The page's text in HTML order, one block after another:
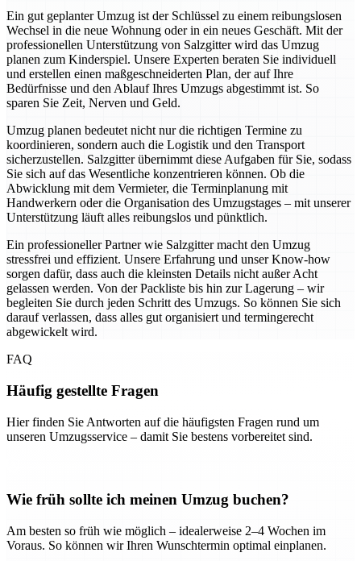
Ein gut geplanter Umzug ist der Schlüssel zu einem reibungslosen
Wechsel in die neue Wohnung oder in ein neues Geschäft. Mit der
professionellen Unterstützung von Salzgitter wird das Umzug
planen zum Kinderspiel. Unsere Experten beraten Sie individuell
und erstellen einen maßgeschneiderten Plan, der auf Ihre
Bedürfnisse und den Ablauf Ihres Umzugs abgestimmt ist. So
sparen Sie Zeit, Nerven und Geld.
Umzug planen bedeutet nicht nur die richtigen Termine zu
koordinieren, sondern auch die Logistik und den Transport
sicherzustellen. Salzgitter übernimmt diese Aufgaben für Sie, sodass
Sie sich auf das Wesentliche konzentrieren können. Ob die
Abwicklung mit dem Vermieter, die Terminplanung mit
Handwerkern oder die Organisation des Umzugstages – mit unserer
Unterstützung läuft alles reibungslos und pünktlich.
Ein professioneller Partner wie Salzgitter macht den Umzug
stressfrei und effizient. Unsere Erfahrung und unser Know-how
sorgen dafür, dass auch die kleinsten Details nicht außer Acht
gelassen werden. Von der Packliste bis hin zur Lagerung – wir
begleiten Sie durch jeden Schritt des Umzugs. So können Sie sich
darauf verlassen, dass alles gut organisiert und termingerecht
abgewickelt wird.
FAQ
Häufig gestellte Fragen
Hier finden Sie Antworten auf die häufigsten Fragen rund um
unseren Umzugsservice – damit Sie bestens vorbereitet sind.
Wie früh sollte ich meinen Umzug buchen?
Am besten so früh wie möglich – idealerweise 2–4 Wochen im
Voraus. So können wir Ihren Wunschtermin optimal einplanen.